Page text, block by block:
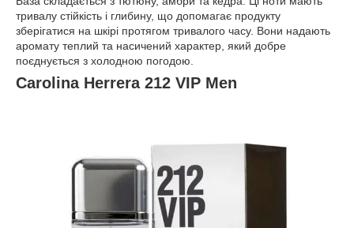
тривалу стійкість і глибину, що допомагає продукту
зберігатися на шкірі протягом тривалого часу. Вони надають
аромату теплий та насичений характер, який добре
поєднується з холодною погодою.
Carolina Herrera 212 VIP Men